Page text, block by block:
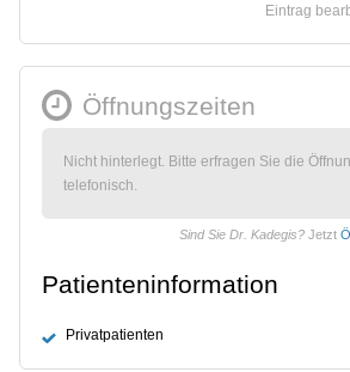
Eintrag
Öffnungszeiten
Nicht hinterlegt. Bitte erfragen Sie die
telefonisch.
Sind Sie Dr. Kadegis? Jetzt
Patienteninformation
Privatpatienten